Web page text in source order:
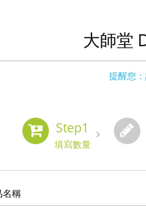
大師堂
提醒您
Step1
填寫數量
名稱